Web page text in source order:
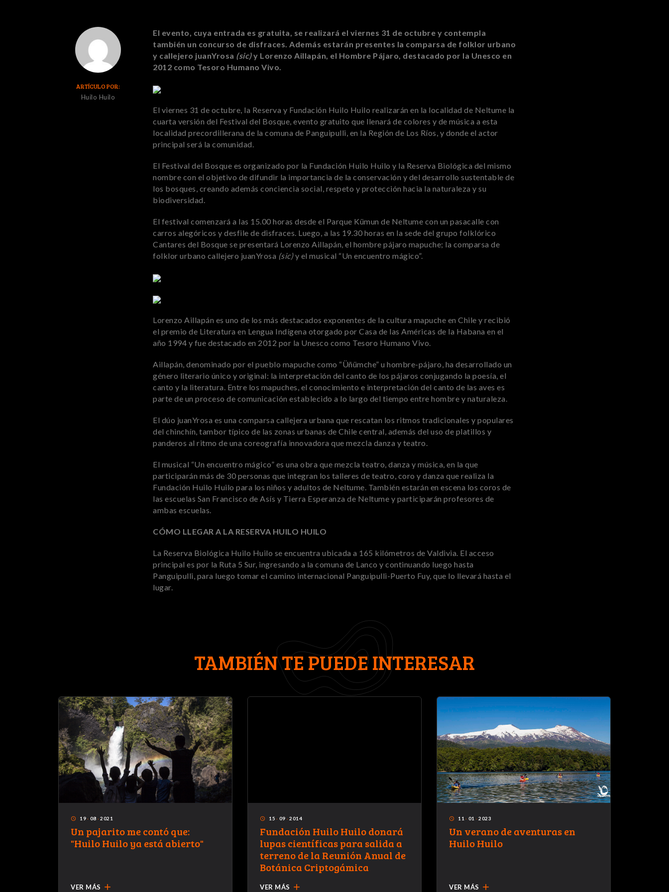
ARTÍCULO POR:
Huilo Huilo
El evento, cuya entrada es gratuita, se realizará el viernes 31 de octubre y contempla
también un concurso de disfraces. Además estarán presentes la comparsa de folklor urbano
y callejero juanYrosa (sic)y Lorenzo Aillapán, el Hombre Pájaro, destacado por la Unesco en
2012 como Tesoro Humano Vivo.
El viernes 31 de octubre, la Reserva y Fundación Huilo Huilo realizarán en la localidad de Neltume la
cuarta versión del Festival del Bosque, evento gratuito que llenará de colores y de música a esta
localidad precordillerana de la comuna de Panguipulli, en la Región de Los Ríos, y donde el actor
principal será la comunidad.
El Festival del Bosque es organizado por la Fundación Huilo Huilo y la Reserva Biológica del mismo
nombre con el objetivo de difundir la importancia de la conservación y del desarrollo sustentable de
los bosques, creando además conciencia social, respeto y protección hacia la naturaleza y su
biodiversidad.
El festival comenzará a las 15.00 horas desde el Parque Kümun de Neltume con un pasacalle con
carros alegóricos y desfile de disfraces. Luego, a las 19.30 horas en la sede del grupo folklórico
Cantares del Bosque se presentará Lorenzo Aillapán, el hombre pájaro mapuche; la comparsa de
folklor urbano callejero juanYrosa (sic)y el musical “Un encuentro mágico”.
Lorenzo Aillapán es uno de los más destacados exponentes de la cultura mapuche en Chile y recibió
el premio de Literatura en Lengua Indígena otorgado por Casa de las Américas de la Habana en el
año 1994 y fue destacado en 2012 por la Unesco como Tesoro Humano Vivo.
Aillapán, denominado por el pueblo mapuche como “Üñümche” u hombre-pájaro, ha desarrollado un
género literario único y original: la interpretación del canto de los pájaros conjugando la poesía, el
canto y la literatura. Entre los mapuches, el conocimiento e interpretación del canto de las aves es
parte de un proceso de comunicación establecido a lo largo del tiempo entre hombre y naturaleza.
El dúo juanYrosa es una comparsa callejera urbana que rescatan los ritmos tradicionales y populares
del chinchín, tambor típico de las zonas urbanas de Chile central, además del uso de platillos y
panderos al ritmo de una coreografía innovadora que mezcla danza y teatro.
El musical “Un encuentro mágico” es una obra que mezcla teatro, danza y música, en la que
participarán más de 30 personas que integran los talleres de teatro, coro y danza que realiza la
Fundación Huilo Huilo para los niños y adultos de Neltume. También estarán en escena los coros de
las escuelas San Francisco de Asís y Tierra Esperanza de Neltume y participarán profesores de
ambas escuelas.
CÓMO LLEGAR A LA RESERVA HUILO HUILO
La Reserva Biológica Huilo Huilo se encuentra ubicada a 165 kilómetros de Valdivia. El acceso
principal es por la Ruta 5 Sur, ingresando a la comuna de Lanco y continuando luego hasta
Panguipulli, para luego tomar el camino internacional Panguipulli-Puerto Fuy, que lo llevará hasta el
lugar.
TAMBIÉN TE PUEDE INTERESAR
access_time 19· 08 · 2021
Un pajarito me contó que:
"Huilo Huilo ya está abierto"
VER MÁS add
access_time 15 · 09 · 2014
Fundación Huilo Huilo donará
lupas científicas para salida a
terreno de la Reunión Anual de
Botánica Criptogámica
VER MÁS add
access_time 11 · 01 · 2023
Un verano de aventuras en
Huilo Huilo
VER MÁS add